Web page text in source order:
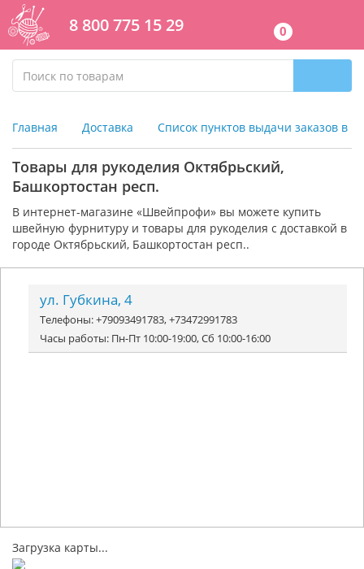
8 800 775 15 29 0
Главная Доставка Список пунктов выдачи заказов в
Товары для рукоделия Октябрьский,
Башкортостан респ.
В интернет-магазине «Швейпрофи» вы можете купить
швейную фурнитуру и товары для рукоделия с доставкой в
городе Октябрьский, Башкортостан респ..
ул. Губкина, 4
Телефоны: +79093491783, +73472991783
Часы работы: Пн-Пт 10:00-19:00, Сб 10:00-16:00
Загрузка карты...